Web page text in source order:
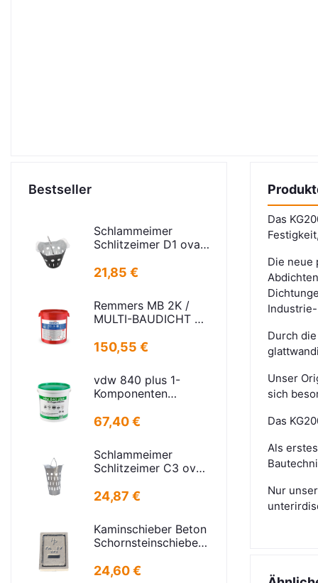
Bestseller
Schlammeimer
Schlitzeimer D1 oval
Stahl verz.f
Strassenabl.
H=325mm
D=395mm
21,85 €
Remmers MB 2K /
MULTI-BAUDICHT 2K
150,55 €
vdw 840 plus 1-
Komponenten
steingrau 25kg
67,40 €
Schlammeimer
Schlitzeimer C3 oval
Schlitzen H=575mm
D=395mm
24,87 €
Kaminschieber Beton
Schornsteinschieber
Rahmenmaß:
24,60 €
Das
Die neue
Durch
Unser
sich
Das
Als
Nur